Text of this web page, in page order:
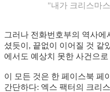
"내가 크리스마
그러나 전화번호부의 역사에
셨듯이, 끝없이 이어질 것 같
에서도 예상치 못한 사건으
이 모든 것은 한 페이스북 페
간단하다: 엑스 팩터의 크리